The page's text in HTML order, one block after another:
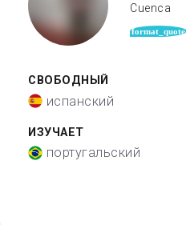
Cuenca
format_quote
СВОБОДНЫЙ
испанский
ИЗУЧАЕТ
португальский